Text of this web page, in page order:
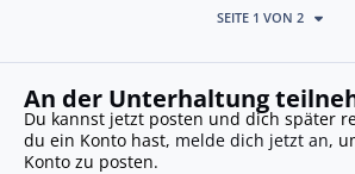
SEITE 1 VON 2
An der Unterhaltung
Du kannst jetzt posten und dich später
du ein Konto hast, melde dich jetzt an,
Konto zu posten.